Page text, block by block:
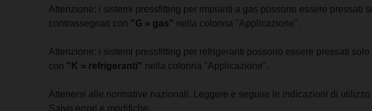
Attenzione: i sistemi pressfitting per impianti a gas possono essere
contrassegnati con "G = gas" nella colonna "Applicazione".
Attenzione: i sistemi pressfitting per refrigeranti possono essere pressati
con "K = refrigeranti" nella colonna "Applicazione".
Attenersi alle normative nazionali. Leggere e seguire le indicazioni di
Salvo errori e modifiche.